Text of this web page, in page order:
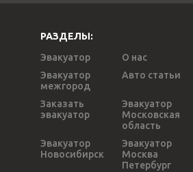
РАЗДЕЛЫ:
Эвакуатор
О нас
Эвакуатор
межгород
Авто статьи
Заказать
эвакуатор
Эвакуатор
Московская
область
Эвакуатор
Новосибирск
Эвакуатор
Москва
Петербург